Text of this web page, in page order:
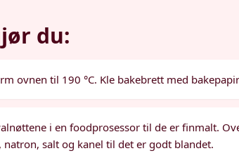
du:
ovnen til 190 °C. Kle bakebrett med
i en foodprosessor til de er finmalt.
natron, salt og kanel til det er godt blandet.